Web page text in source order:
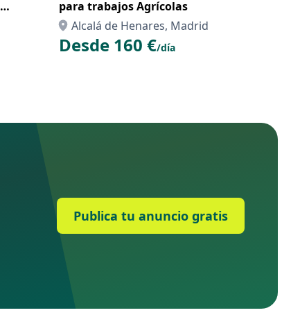
para trabajos Agrícolas
Alcalá de Henares, Madrid
Desde 160 €/día
Publica tu anuncio gratis